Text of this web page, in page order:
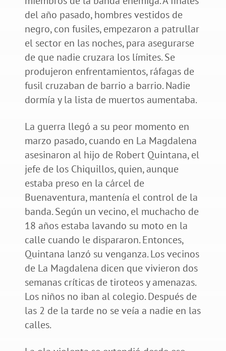
del año pasado, hombres vestidos de
negro, con fusiles, empezaron a patrullar
el sector en las noches, para asegurarse
de que nadie cruzara los límites. Se
produjeron enfrentamientos, ráfagas de
fusil cruzaban de barrio a barrio. Nadie
dormía y la lista de muertos aumentaba.
La guerra llegó a su peor momento en
marzo pasado, cuando en La Magdalena
asesinaron al hijo de Robert Quintana, el
jefe de los Chiquillos, quien, aunque
estaba preso en la cárcel de
Buenaventura, mantenía el control de la
banda. Según un vecino, el muchacho de
18 años estaba lavando su moto en la
calle cuando le dispararon. Entonces,
Quintana lanzó su venganza. Los vecinos
de La Magdalena dicen que vivieron dos
semanas críticas de tiroteos y amenazas.
Los niños no iban al colegio. Después de
las 2 de la tarde no se veía a nadie en las
calles.